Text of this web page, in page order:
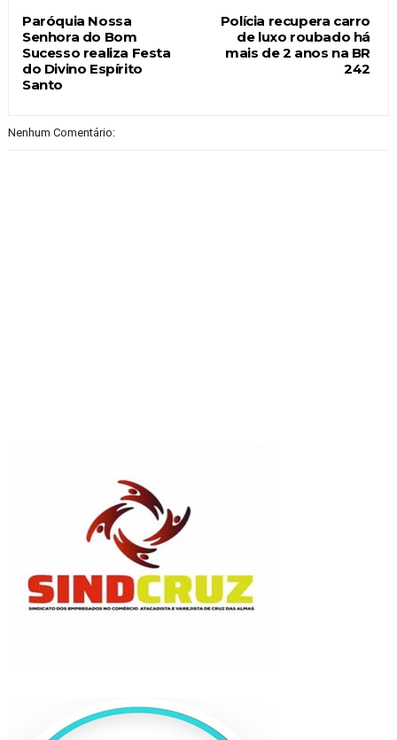
Polícia recupera carro
de luxo roubado há
mais de 2 anos na BR
242
Paróquia Nossa
Senhora do Bom
Sucesso realiza Festa
do Divino Espírito
Santo
Nenhum Comentário: